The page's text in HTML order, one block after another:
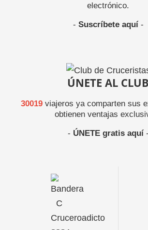
electrónico.
- Suscríbete aquí-
ÚNETE AL CLUB
30019viajeros ya comparten sus
obtienen ventajas
- ÚNETE gratis aquí-